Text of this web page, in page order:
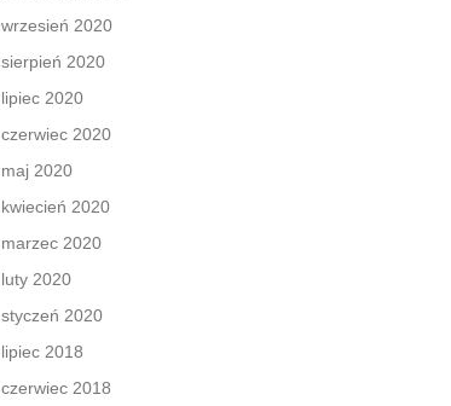
wrzesień 2020
sierpień 2020
lipiec 2020
czerwiec 2020
maj 2020
kwiecień 2020
marzec 2020
luty 2020
styczeń 2020
lipiec 2018
czerwiec 2018